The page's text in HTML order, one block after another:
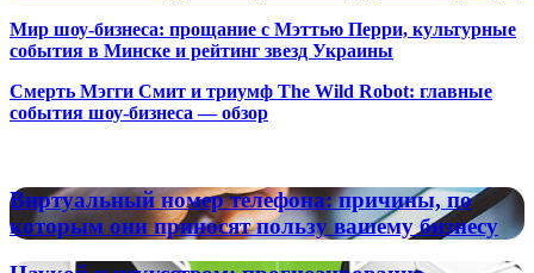
Мир шоу-бизнеса: прощание с Мэттью Перри, культурные
события в Минске и рейтинг звезд Украины
Смерть Мэгги Смит и триумф The Wild Robot: главные
события шоу-бизнеса — обзор
Виртуальный
номер
телефона:
причины,
Виртуальный номер телефона: причины, по
которым они приносят пользу вашему бизнесу